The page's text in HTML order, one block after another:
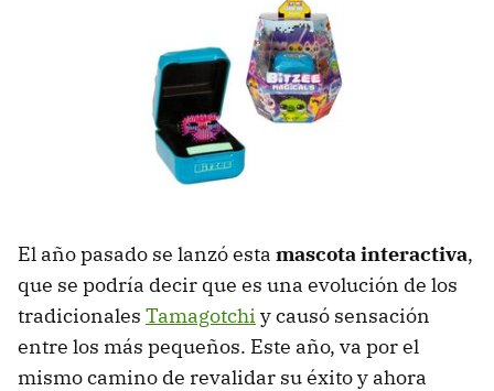
El año pasado se lanzó esta mascota interactiva,
que se podría decir que es una evolución de los
tradicionales Tamagotchi y causó sensación
entre los más pequeños. Este año, va por el
mismo camino de revalidar su éxito y ahora